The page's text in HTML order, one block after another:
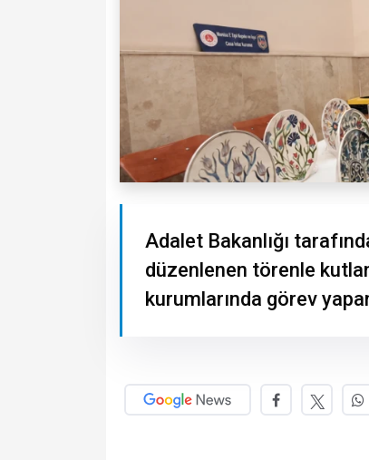
Adalet Bakanlığı
düzenlenen törenle
kurumlarında görev